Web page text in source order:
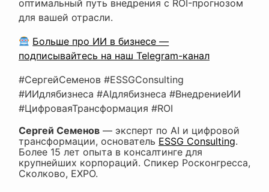
оптимальный путь внедрения с ROI-прогнозом
для вашей отрасли.
Больше про ИИ в бизнесе —
подписывайтесь на наш Telegram-канал
#СергейСеменов #ESSGConsulting
#ИИдлябизнеса #AIдлябизнеса #ВнедрениеИИ
#ЦифроваяТрансформация #ROI
Сергей Семенов — эксперт по AI и цифровой
трансформации, основатель ESSG Consulting.
Более 15 лет опыта в консалтинге для
крупнейших корпораций. Спикер Росконгресса,
Сколково, EXPO.